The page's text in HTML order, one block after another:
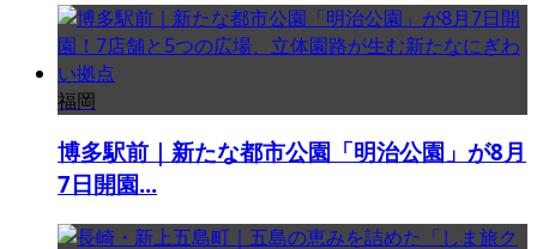
福岡
博多駅前｜新たな都市公園「明治公園」が8月
7日開園...